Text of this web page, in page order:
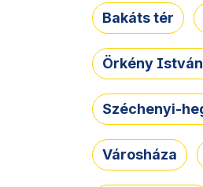
Bakáts tér
Örkény
Széchenyi-
Városháza